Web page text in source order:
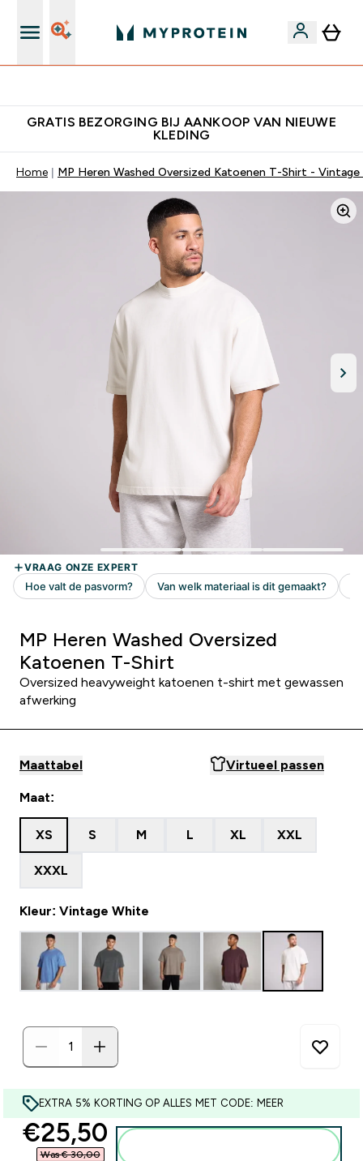
GRATIS BEZORGING BIJ AANKOOP VAN NIEUWE
KLEDING
Home MP Heren Washed Oversized Katoenen T-Shirt -
MP Heren Washed Oversized
Katoenen T-Shirt
Oversized heavyweight katoenen t-shirt met gewassen
afwerking
Maattabel Virtueel passen
Maat:
XS S M L XL XXL
XXXL
Kleur: Vintage White
EXTRA 5% KORTING OP ALLES MET CODE: MEER
discounted price
€25,50‎
Was € 30,00‎